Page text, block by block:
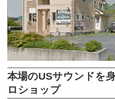
本場のUSサウンドを
ロショップ